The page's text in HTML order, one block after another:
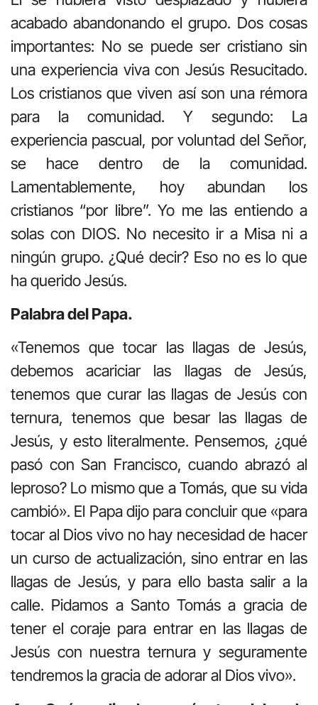
acabado abandonando el grupo. Dos cosas
importantes: No se puede ser cristiano sin
una experiencia viva con Jesús Resucitado.
Los cristianos que viven así son una rémora
para la comunidad. Y segundo: La
experiencia pascual, por voluntad del Señor,
se hace dentro de la comunidad.
Lamentablemente, hoy abundan los
cristianos “por libre”. Yo me las entiendo a
solas con DIOS. No necesito ir a Misa ni a
ningún grupo. ¿Qué decir? Eso no es lo que
ha querido Jesús.
Palabra del Papa.
«Tenemos que tocar las llagas de Jesús,
debemos acariciar las llagas de Jesús,
tenemos que curar las llagas de Jesús con
ternura, tenemos que besar las llagas de
Jesús, y esto literalmente. Pensemos, ¿qué
pasó con San Francisco, cuando abrazó al
leproso? Lo mismo que a Tomás, que su vida
cambió». El Papa dijo para concluir que «para
tocar al Dios vivo no hay necesidad de hacer
un curso de actualización, sino entrar en las
llagas de Jesús, y para ello basta salir a la
calle. Pidamos a Santo Tomás a gracia de
tener el coraje para entrar en las llagas de
Jesús con nuestra ternura y seguramente
tendremos la gracia de adorar al Dios vivo».